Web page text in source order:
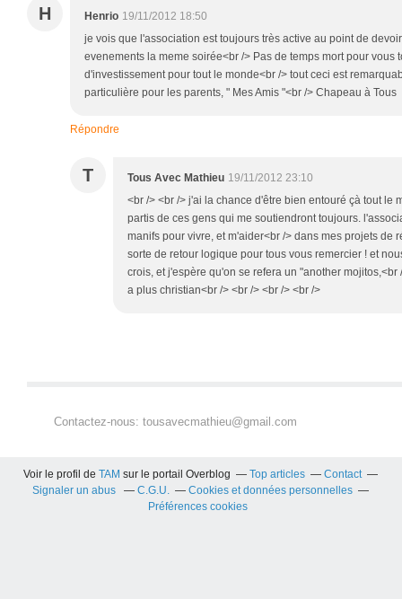
H Henrio 19/11/2012 18:50
je vois que l'association est toujours très active au point de
evenements la meme soirée<br /> Pas de temps mort pour vous
d'investissement pour tout le monde<br /> tout ceci est
particulière pour les parents, " Mes Amis "<br /> Chapeau à Tous
Répondre
T Tous Avec Mathieu 19/11/2012 23:10
<br /> <br /> j'ai la chance d'être bien entouré çà tout le
partis de ces gens qui me soutiendront toujours.
manifs pour vivre, et m'aider<br /> dans mes projets de
sorte de retour logique pour tous vous remercier ! et
crois, et j'espère qu'on se refera un "another
a plus christian<br /> <br /> <br /> <br />
Contactez-nous: tousavecmathieu@gmail.com
Voir le profil deTAM sur le portail Overblog Top articles
Contact
Signaler un abus
C.G.U.
Cookies et données personnelles
Préférences cookies